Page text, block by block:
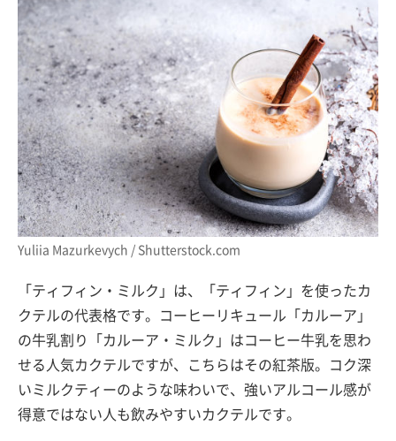
Yuliia Mazurkevych / Shutterstock.com
「ティフィン・ミルク」は、「ティフィン」を使ったカ
クテルの代表格です。コーヒーリキュール「カルーア」
の牛乳割り「カルーア・ミルク」はコーヒー牛乳を思わ
せる人気カクテルですが、こちらはその紅茶版。コク深
いミルクティーのような味わいで、強いアルコール感が
得意ではない人も飲みやすいカクテルです。